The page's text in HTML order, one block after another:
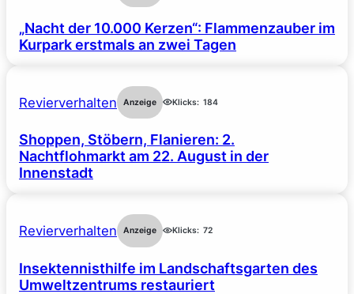
„Nacht der 10.000 Kerzen“: Flammenzauber im
Kurpark erstmals an zwei Tagen
Revierverhalten Anzeige Klicks: 184
Shoppen, Stöbern, Flanieren: 2.
Nachtflohmarkt am 22. August in der
Innenstadt
Revierverhalten Anzeige Klicks: 72
Insektennisthilfe im Landschaftsgarten des
Umweltzentrums restauriert